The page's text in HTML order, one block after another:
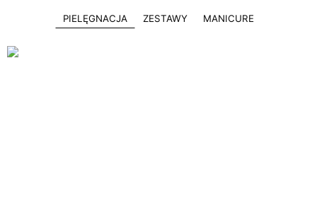
PIELĘGNACJA ZESTAWY MANICURE